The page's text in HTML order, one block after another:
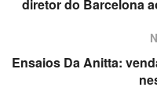
diretor do Barcelona
Ensaios Da Anitta: